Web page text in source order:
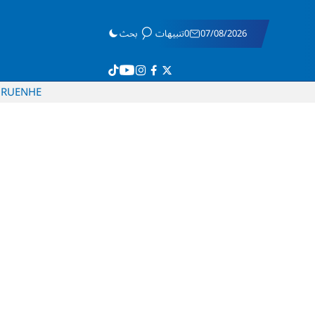
07/08/2026 0تنبيهات بحث
HE
EN
RU